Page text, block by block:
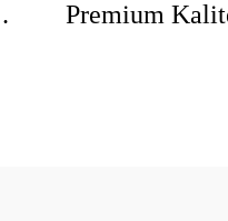
Premium